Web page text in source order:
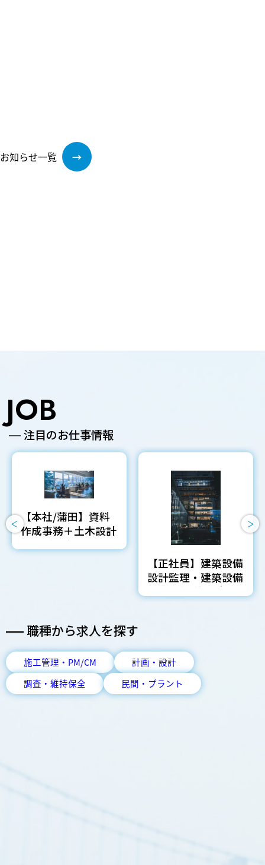
お知らせ一覧
JOB
注目のお仕事情報
【本社/蒲田】資料
作成事務＋土木設計
補助（土木設計部門
【正社員】建築設備
設計監理・建築設備
CM職（発注者支
職種から求人を探す
施工管理・PM/CM
計画・設計
調査・維持保全
民間・プラント